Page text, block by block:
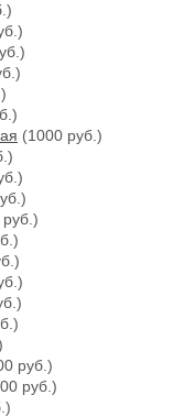
(1000 руб.)
руб.)
руб.)